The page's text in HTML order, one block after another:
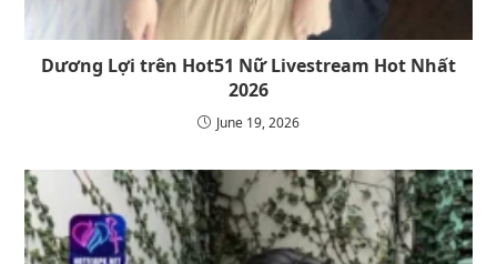
Dương Lợi trên Hot51 Nữ Livestream Hot Nhất
2026
June 19, 2026